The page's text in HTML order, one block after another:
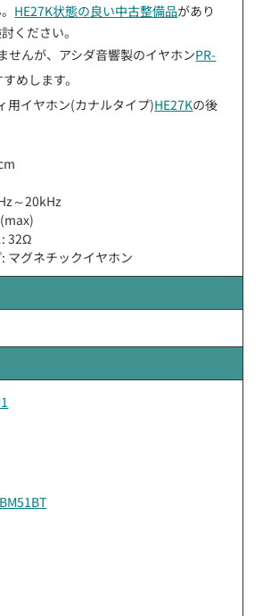
HE27K状態の良い中古整備品があり
ください。
せんが、アシダ音響製のイヤホンPR-
めします。
用イヤホン(カナルタイプ)HE27Kの後
～20kHz
: 32Ω
マグネチックイヤホン